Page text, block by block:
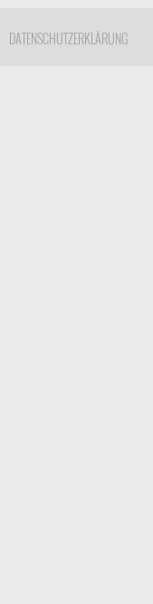
DATENSCHUTZERKLÄRUNG